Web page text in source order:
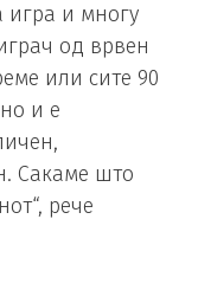
игра и многу
од врвен
или сите 90
и е
Сакаме што
рече